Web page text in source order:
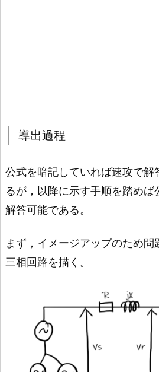
導出過程
公式を暗記していれば速攻で解
るが，以降に示す手順を踏めば
解答可能である。
まず，イメージアップのため
三相回路を描く。